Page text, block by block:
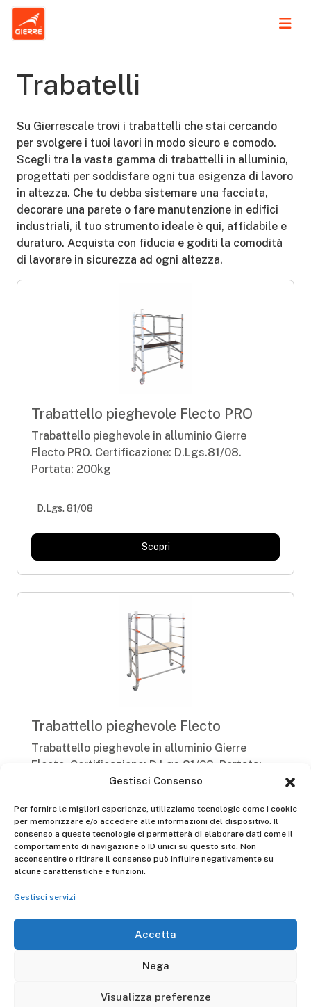
Gestisci Consenso
Per fornire le migliori esperienze, utilizziamo tecnologie come i cookie
per memorizzare e/o accedere alle informazioni del dispositivo. Il
consenso a queste tecnologie ci permetterà di elaborare dati come il
comportamento di navigazione o ID unici su questo sito. Non
acconsentire o ritirare il consenso può influire negativamente su
alcune caratteristiche e funzioni.
Gestisci servizi
Accetta
Nega
Visualizza preferenze
Filtra per
Trabattelli
Trabatelli
Su Gierrescale trovi i trabattelli che stai cercando
per svolgere i tuoi lavori in modo sicuro e comodo.
Scegli tra la vasta gamma di trabattelli in alluminio,
progettati per soddisfare ogni tua esigenza di lavoro
in altezza. Che tu debba sistemare una facciata,
decorare una parete o fare manutenzione in edifici
industriali, il tuo strumento ideale è qui, affidabile e
duraturo. Acquista con fiducia e goditi la comodità
di lavorare in sicurezza ad ogni altezza.
Trabattello pieghevole Flecto PRO
Trabattello pieghevole in alluminio Gierre
Flecto PRO. Certificazione: D.Lgs.81/08.
Portata: 200kg
D.Lgs. 81/08
Scopri
Trabattello pieghevole Flecto
Trabattello pieghevole in alluminio Gierre
Flecto. Certificazione: D.Lgs.81/08. Portata:
D.Lgs. 81/08
Scopri